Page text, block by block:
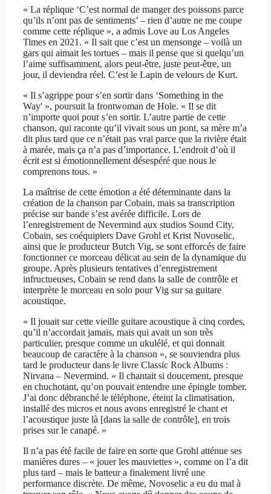
« La réplique ‘C’est normal de manger des poissons parce
qu’ils n’ont pas de sentiments’ – rien d’autre ne me coupe
comme cette réplique », a admis Love au Los Angeles
Times en 2021. « Il sait que c’est un mensonge – voilà un
gars qui aimait les tortues – mais il pense que si quelqu’un
l’aime suffisamment, alors peut-être, juste peut-être, un
jour, il deviendra réel. C’est le Lapin de velours de Kurt.
« Il s’agrippe pour s’en sortir dans ‘Something in the
Way' », poursuit la frontwoman de Hole. « Il se dit
n’importe quoi pour s’en sortir. L’autre partie de cette
chanson, qui raconte qu’il vivait sous un pont, sa mère m’a
dit plus tard que ce n’était pas vrai parce que la rivière était
à marée, mais ça n’a pas d’importance. L’endroit d’où il
écrit est si émotionnellement désespéré que nous le
comprenons tous. »
La maîtrise de cette émotion a été déterminante dans la
création de la chanson par Cobain, mais sa transcription
précise sur bande s’est avérée difficile. Lors de
l’enregistrement de Nevermind aux studios Sound City,
Cobain, ses coéquipiers Dave Grohl et Krist Novoselic,
ainsi que le producteur Butch Vig, se sont efforcés de faire
fonctionner ce morceau délicat au sein de la dynamique du
groupe. Après plusieurs tentatives d’enregistrement
infructueuses, Cobain se rend dans la salle de contrôle et
interprète le morceau en solo pour Vig sur sa guitare
acoustique.
« Il jouait sur cette vieille guitare acoustique à cinq cordes,
qu’il n’accordait jamais, mais qui avait un son très
particulier, presque comme un ukulélé, et qui donnait
beaucoup de caractère à la chanson », se souviendra plus
tard le producteur dans le livre Classic Rock Albums :
Nirvana – Nevermind. « Il chantait si doucement, presque
en chuchotant, qu’on pouvait entendre une épingle tomber.
J’ai donc débranché le téléphone, éteint la climatisation,
installé des micros et nous avons enregistré le chant et
l’acoustique juste là [dans la salle de contrôle], en trois
prises sur le canapé. »
Il n’a pas été facile de faire en sorte que Grohl atténue ses
manières dures – « jouer les mauviettes », comme on l’a dit
plus tard – mais le batteur a finalement livré une
performance discrète. De même, Novoselic a eu du mal à